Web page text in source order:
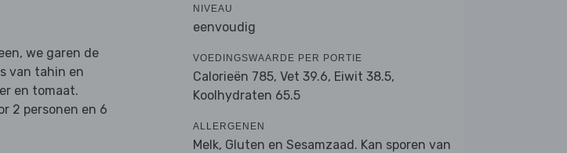
we garen de
van tahin en
en tomaat.
2 personen en 6
NIVEAU
eenvoudig
VOEDINGSWAARDE PER PORTIE
Calorieën 785, Vet 39.6, Eiwit 38.5,
Koolhydraten 65.5
ALLERGENEN
Melk, Gluten en Sesamzaad. Kan sporen van